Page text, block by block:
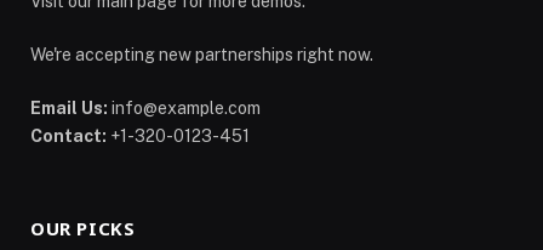
We're accepting new partnerships right now.
Email Us: info@example.com
Contact: +1-320-0123-451
OUR PICKS